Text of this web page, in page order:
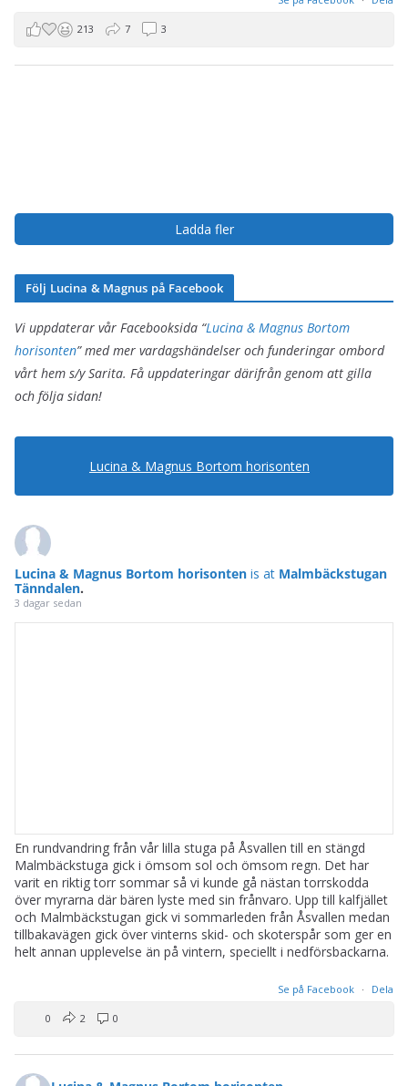
213 7 3
Ladda fler
Följ Lucina & Magnus på Facebook
Vi uppdaterar vår Facebooksida “Lucina & Magnus Bortom
horisonten” med mer vardagshändelser och funderingar ombord
vårt hem s/y Sarita. Få uppdateringar därifrån genom att gilla
och följa sidan!
Lucina & Magnus Bortom horisonten
Lucina & Magnus Bortom horisonten is at Malmbäckstugan
Tänndalen.
3 dagar sedan
En rundvandring från vår lilla stuga på Åsvallen till en stängd
Malmbäckstuga gick i ömsom sol och ömsom regn. Det har
varit en riktig torr sommar så vi kunde gå nästan torrskodda
över myrarna där bären lyste med sin frånvaro. Upp till kalfjället
och Malmbäckstugan gick vi sommarleden från Åsvallen medan
tillbakavägen gick över vinterns skid- och skoterspår som ger en
helt annan upplevelse än på vintern, speciellt i nedförsbackarna.
Se på Facebook · Dela
0 2 0